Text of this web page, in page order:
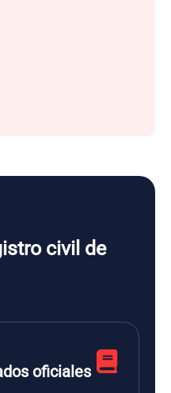
civil de
oficiales